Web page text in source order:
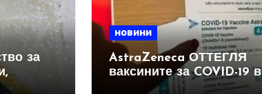
за
е
новини
AstraZeneca ОТТЕГЛЯ
ваксините за COVID-19 в
световен мащаб, след